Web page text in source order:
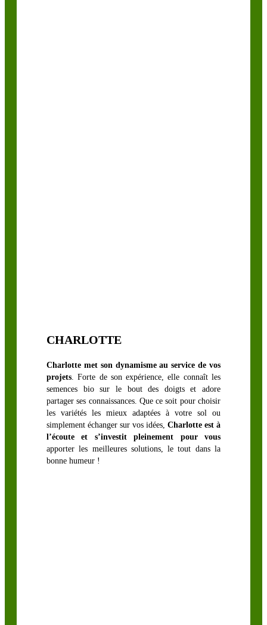
CÉRÉALES À
PAILLE
Avoine
Blé
Épeautre
CHARLOTTE
Charlotte met son dynamisme au service de vos
projets . Forte de son expérience, elle connaît les
semences bio sur le bout des doigts et adore
partager ses connaissances. Que ce soit pour choisir
les variétés les mieux adaptées à votre sol ou
simplement échanger sur vos idées, Charlotte est à
l’écoute et s’investit pleinement pour vous
apporter les meilleures solutions, le tout dans la
bonne humeur !